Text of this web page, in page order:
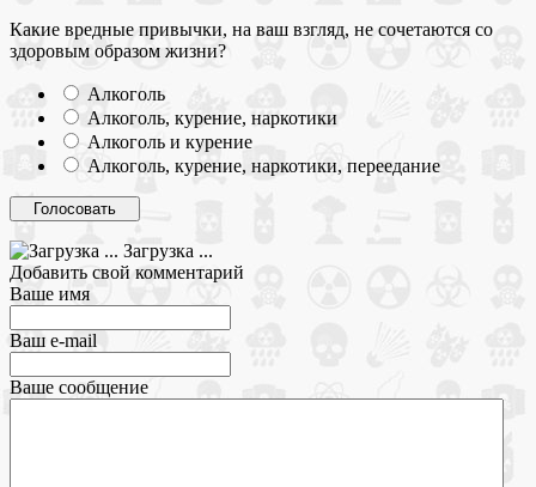
Какие вредные привычки, на ваш взгляд, не сочетаются со
здоровым образом жизни?
Алкоголь
Алкоголь, курение, наркотики
Алкоголь и курение
Алкоголь, курение, наркотики, переедание
Загрузка ...
Добавить свой комментарий
Ваше имя
Ваш e-mail
Ваше сообщение